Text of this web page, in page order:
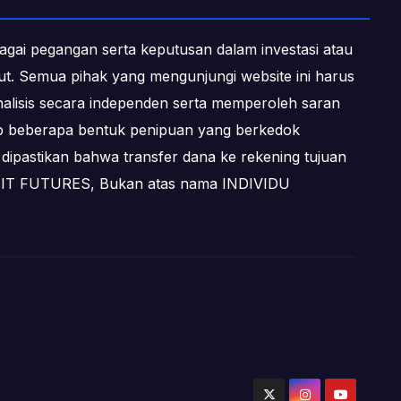
pegangan serta keputusan dalam investasi atau
Semua pihak yang mengunjungi website ini harus
secara independen serta memperoleh saran
beberapa bentuk penipuan yang berkedok
bahwa transfer dana ke rekening tujuan
FUTURES, Bukan atas nama INDIVIDU